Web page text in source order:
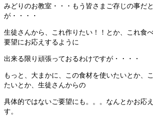
みどりのお教室・・・もう皆さまご存じの事だ
が・・・・
生徒さんから、これ作りたい！！とか、これ食
要望にお応えするように
出来る限り頑張っておるわけですが・・・・
もっと、大まかに、この食材を使いたいとか、
たいとか、生徒さんからの
具体的ではないご要望にも。。。なんとかお応
す。